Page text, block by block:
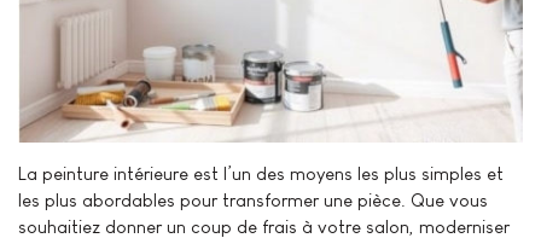
La peinture intérieure est l’un des moyens les plus simples et
les plus abordables pour transformer une pièce. Que vous
souhaitiez donner un coup de frais à votre salon, moderniser